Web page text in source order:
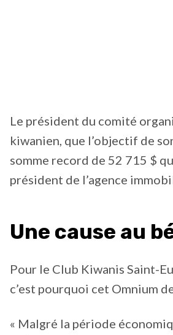
Le président du comité
kiwanien, que l’objectif de
somme record de 52 715 $
président de l’agence
Une cause au
Pour le Club Kiwanis Saint-
c’est pourquoi cet Omnium
« Malgré la période